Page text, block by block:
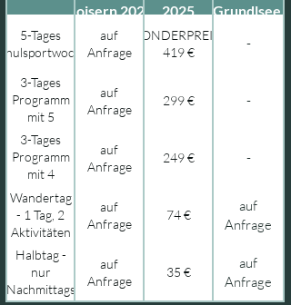
Goisern 2026 2025
Grundlsee,
Europacamp
Attersee)
5-Tages
auf
Anfrage
SONDERPREIS:
419 €
-
3-Tages
Programm
mit 5
Aktivitäten
und
zusätzlichem
am
Abreisetag
auf
Anfrage
299 € -
3-Tages
Programm
mit 4
Aktivitäten
auf
Anfrage
249 € -
Wandertag
- 1 Tag, 2
Aktivitäten
auf
Anfrage
74 €
auf
Anfrage
Halbtag -
nur
Nachmittags
auf
Anfrage
35 €
auf
Anfrage